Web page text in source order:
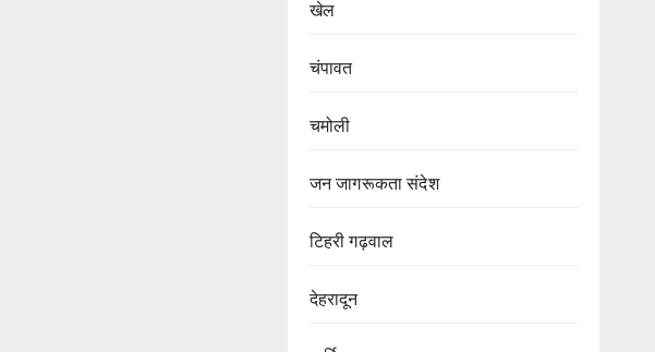
खेल
चंपावत
चमोली
जन जागरूकता संदेश
टिहरी गढ़वाल
देहरादून